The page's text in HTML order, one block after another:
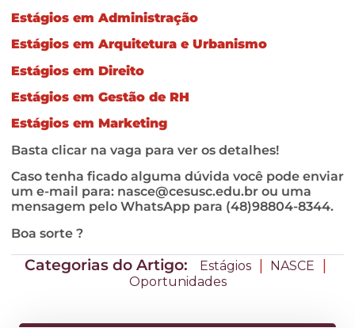
Estágios em Administração
Estágios em Arquitetura e Urbanismo
Estágios em Direito
Estágios em Gestão de RH
Estágios em Marketing
Basta clicar na vaga para ver os detalhes!
Caso tenha ficado alguma dúvida você pode enviar
um e-mail para: nasce@cesusc.edu.br ou uma
mensagem pelo WhatsApp para (48)98804-8344.
Boa sorte ?
Categorias do Artigo: Estágios | NASCE |
Oportunidades